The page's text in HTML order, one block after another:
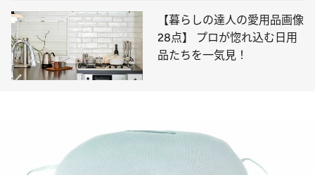
【暮らしの達人の愛用品画像
28点】 プロが惚れ込む日用
品たちを一気見！